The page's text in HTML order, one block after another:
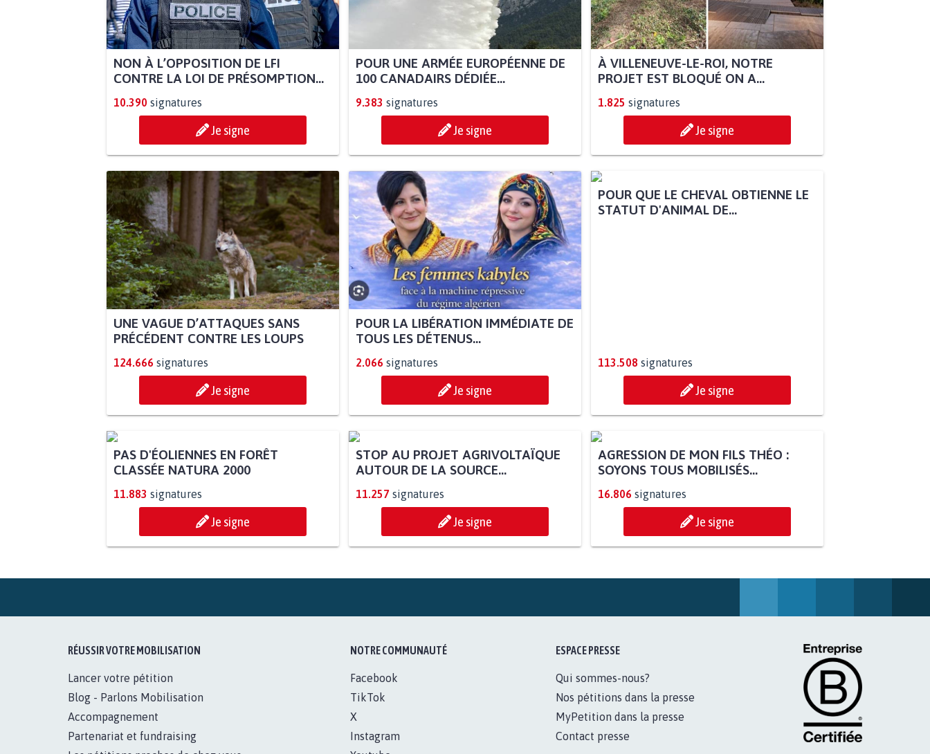
NON À L’OPPOSITION DE LFI
CONTRE LA LOI DE PRÉSOMPTION...
10.390 signatures
Je signe
POUR UNE ARMÉE EUROPÉENNE DE
100 CANADAIRS DÉDIÉE...
9.383 signatures
Je signe
À VILLENEUVE-LE-ROI, NOTRE
PROJET EST BLOQUÉ ON A...
1.825 signatures
Je signe
UNE VAGUE D’ATTAQUES SANS
PRÉCÉDENT CONTRE LES LOUPS
124.666 signatures
Je signe
POUR LA LIBÉRATION IMMÉDIATE DE
TOUS LES DÉTENUS...
2.066 signatures
Je signe
POUR QUE LE CHEVAL OBTIENNE LE
STATUT D'ANIMAL DE...
113.508 signatures
Je signe
PAS D'ÉOLIENNES EN FORÊT
CLASSÉE NATURA 2000
11.883 signatures
Je signe
STOP AU PROJET AGRIVOLTAÏQUE
AUTOUR DE LA SOURCE...
11.257 signatures
Je signe
AGRESSION DE MON FILS THÉO :
SOYONS TOUS MOBILISÉS...
16.806 signatures
Je signe
RÉUSSIR VOTRE MOBILISATION
Lancer votre pétition
Blog - Parlons Mobilisation
Accompagnement
Partenariat et fundraising
NOTRE COMMUNAUTÉ
Facebook
TikTok
X
Instagram
ESPACE PRESSE
Qui sommes-nous?
Nos pétitions dans la presse
MyPetition dans la presse
Contact presse